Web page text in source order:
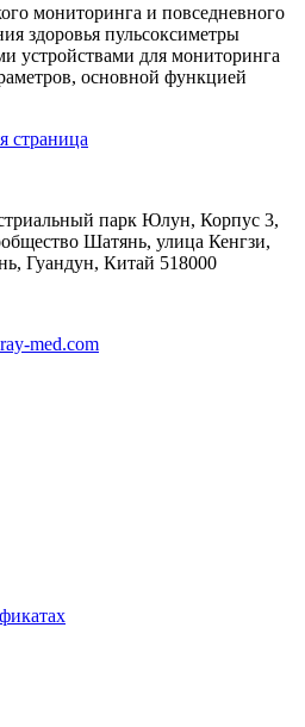
мониторинга и повседневного
здоровья пульсоксиметры
устройствами для мониторинга
основной функцией
страница
парк Юлун, Корпус 3,
Шатянь, улица Кенгзи,
Гуандун, Китай 518000
med.com